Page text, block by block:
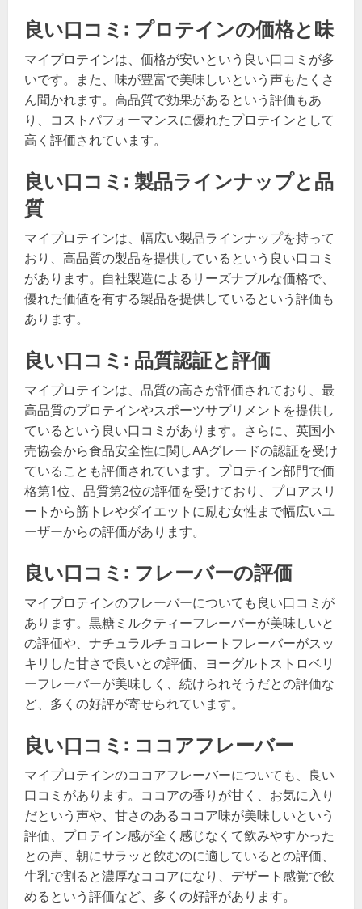
良い口コミ: プロテインの価格と味
マイプロテインは、価格が安いという良い口コミが多
いです。また、味が豊富で美味しいという声もたくさ
ん聞かれます。高品質で効果があるという評価もあ
り、コストパフォーマンスに優れたプロテインとして
高く評価されています。
良い口コミ: 製品ラインナップと品
質
マイプロテインは、幅広い製品ラインナップを持って
おり、高品質の製品を提供しているという良い口コミ
があります。自社製造によるリーズナブルな価格で、
優れた価値を有する製品を提供しているという評価も
あります。
良い口コミ: 品質認証と評価
マイプロテインは、品質の高さが評価されており、最
高品質のプロテインやスポーツサプリメントを提供し
ているという良い口コミがあります。さらに、英国小
売協会から食品安全性に関しAAグレードの認証を受け
ていることも評価されています。プロテイン部門で価
格第1位、品質第2位の評価を受けており、プロアスリ
ートから筋トレやダイエットに励む女性まで幅広いユ
ーザーからの評価があります。
良い口コミ: フレーバーの評価
マイプロテインのフレーバーについても良い口コミが
あります。黒糖ミルクティーフレーバーが美味しいと
の評価や、ナチュラルチョコレートフレーバーがスッ
キリした甘さで良いとの評価、ヨーグルトストロベリ
ーフレーバーが美味しく、続けられそうだとの評価な
ど、多くの好評が寄せられています。
良い口コミ: ココアフレーバー
マイプロテインのココアフレーバーについても、良い
口コミがあります。ココアの香りが甘く、お気に入り
だという声や、甘さのあるココア味が美味しいという
評価、プロテイン感が全く感じなくて飲みやすかった
との声、朝にサラッと飲むのに適しているとの評価、
牛乳で割ると濃厚なココアになり、デザート感覚で飲
めるという評価など、多くの好評があります。